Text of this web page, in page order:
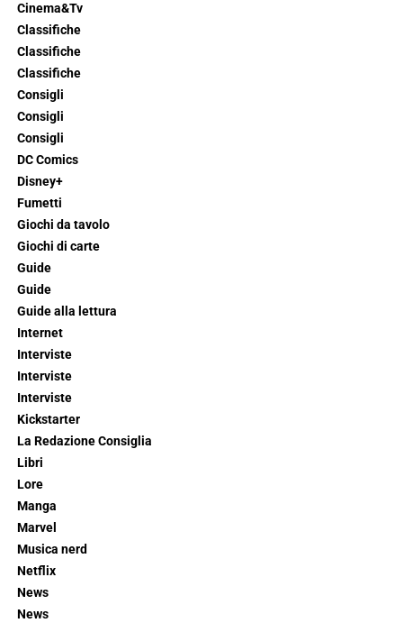
Cinema&Tv
Classifiche
Classifiche
Classifiche
Consigli
Consigli
Consigli
DC Comics
Disney+
Fumetti
Giochi da tavolo
Giochi di carte
Guide
Guide
Guide alla lettura
Internet
Interviste
Interviste
Interviste
Kickstarter
La Redazione Consiglia
Libri
Lore
Manga
Marvel
Musica nerd
Netflix
News
News